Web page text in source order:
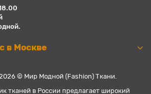
в Москве
© Мир Модной (Fashion) Ткани.
тканей в России предлагает широкий